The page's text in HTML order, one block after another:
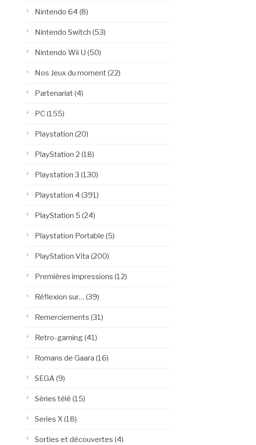
Nintendo 64 (8)
Nintendo Switch (53)
Nintendo Wii U (50)
Nos Jeux du moment(22)
Partenariat(4)
PC(155)
Playstation (20)
PlayStation 2 (18)
Playstation 3 (130)
Playstation 4 (391)
PlayStation 5 (24)
Playstation Portable (5)
PlayStation Vita (200)
Premières impressions (12)
Réflexion sur… (39)
Remerciements (31)
Retro-gaming(41)
Romans de Gaara (16)
SEGA (9)
Séries télé (15)
Series X(18)
Sorties et découvertes (4)